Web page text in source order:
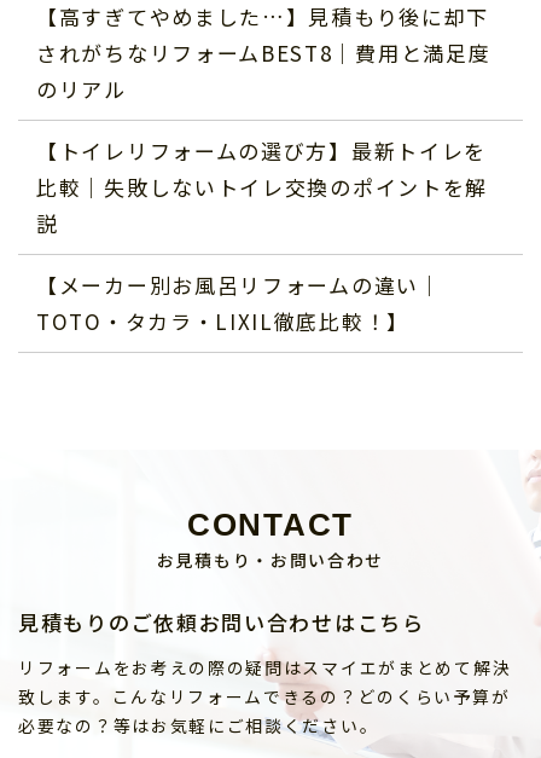
【高すぎてやめました…】見積もり後に却下
されがちなリフォームBEST8｜費用と満足度
のリアル
【トイレリフォームの選び方】最新トイレを
比較｜失敗しないトイレ交換のポイントを解
説
【メーカー別お風呂リフォームの違い｜
TOTO・タカラ・LIXIL徹底比較！】
CONTACT
お見積もり・お問い合わせ
見積もりのご依頼お問い合わせはこちら
リフォームをお考えの際の疑問はスマイエがまとめて解決
致します。こんなリフォームできるの？どのくらい予算が
必要なの？等はお気軽にご相談ください。